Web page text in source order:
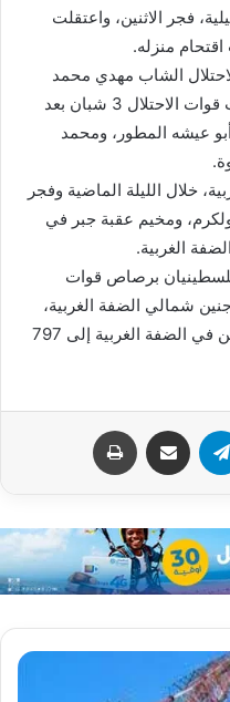
فجر الاثنين، واعتقلت
منزله.
الشاب مهدي محمد
العمور من بلدة تقوع، وكذلك، اعتقلت قوات الاحتلال 3 شبان بعد
عيشه المطور، ومحمد
خلال الليلة الماضية وفجر
ومخيم عقبة جبر في
الغربية.
برصاص قوات
شمالي الضفة الغربية،
وبذلك يرتفع عدد الشهداء الفلسطينيين في الضفة الغربية إلى 797
تيلقرام مشاركة عبر البريد